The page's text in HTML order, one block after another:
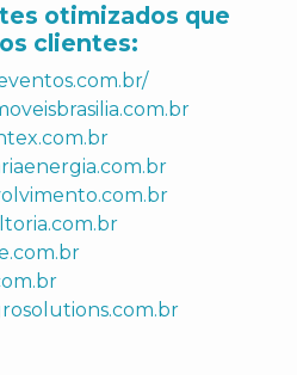
otimizados que
clientes: